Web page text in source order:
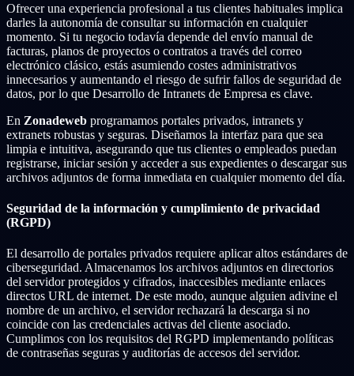
Ofrecer una experiencia profesional a tus clientes habituales implica
darles la autonomía de consultar su información en cualquier
momento. Si tu negocio todavía depende del envío manual de
facturas, planos de proyectos o contratos a través del correo
electrónico clásico, estás asumiendo costes administrativos
innecesarios y aumentando el riesgo de sufrir fallos de seguridad de
datos, por lo que Desarrollo de Intranets de Empresa es clave.
En Zonadeweb programamos portales privados, intranets y
extranets robustas y seguras. Diseñamos la interfaz para que sea
limpia e intuitiva, asegurando que tus clientes o empleados puedan
registrarse, iniciar sesión y acceder a sus expedientes o descargar sus
archivos adjuntos de forma inmediata en cualquier momento del día.
Seguridad de la información y cumplimiento de privacidad
(RGPD)
El desarrollo de portales privados requiere aplicar altos estándares de
ciberseguridad. Almacenamos los archivos adjuntos en directorios
del servidor protegidos y cifrados, inaccesibles mediante enlaces
directos URL de internet. De este modo, aunque alguien adivine el
nombre de un archivo, el servidor rechazará la descarga si no
coincide con las credenciales activas del cliente asociado.
Cumplimos con los requisitos del RGPD implementando políticas
de contraseñas seguras y auditorías de accesos del servidor.